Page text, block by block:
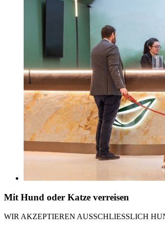
Mit Hund oder Katze verreisen
WIR AKZEPTIEREN AUSSCHLIESSLICH